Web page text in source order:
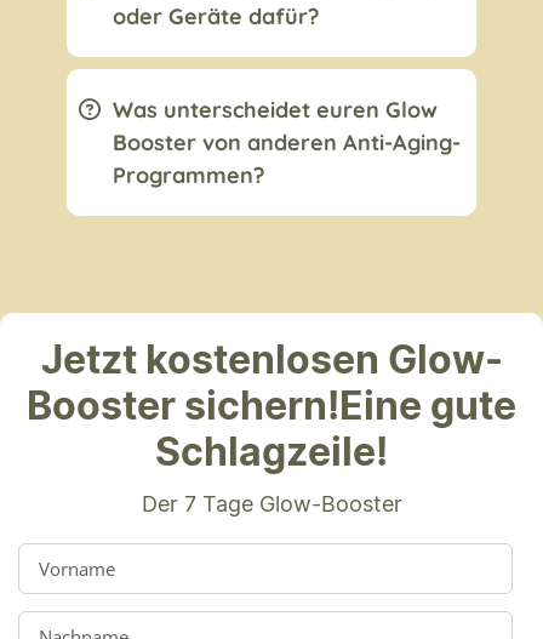
oder Geräte dafür?
Was unterscheidet euren Glow
Booster von anderen Anti-Aging-
Programmen?
Jetzt kostenlosen Glow-
Booster sichern!Eine gute
Schlagzeile!
Der 7 Tage Glow-Booster